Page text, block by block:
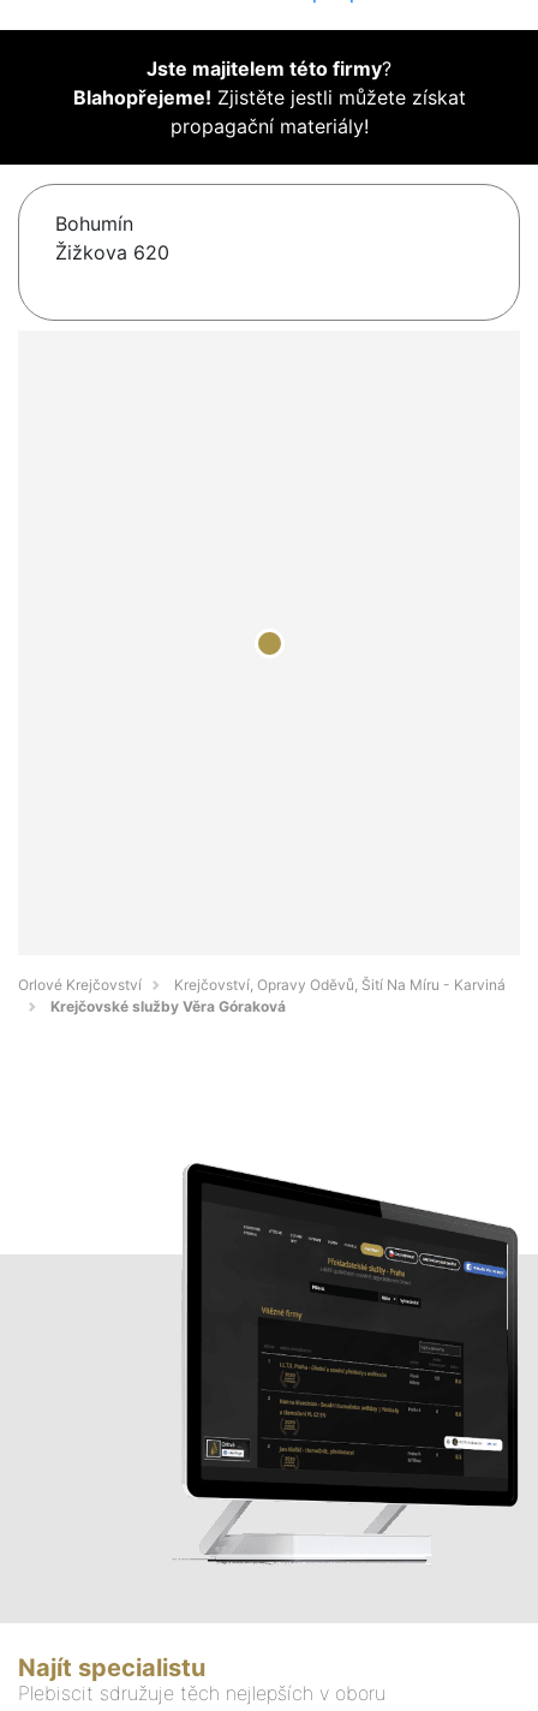
Jste majitelem této firmy?
Blahopřejeme! Zjistěte jestli můžete získat
propagační materiály!
Bohumín
Žižkova 620
Orlové Krejčovství
Krejčovství, Opravy Oděvů, Šití Na Míru - Karviná
Krejčovské služby Věra Góraková
Najít specialistu
Plebiscit sdružuje těch nejlepších v oboru